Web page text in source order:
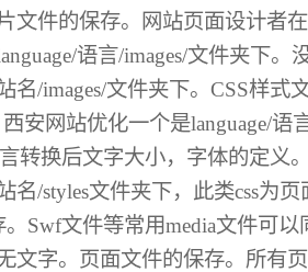
文件的保存。网站页面设计者
语言/images/文件夹下。
名/images/文件夹下。CSS样式
安网站优化一个是language/语
转换后文字大小，字体的定义
名/styles文件夹下，此类css为
。Swf文件等常用media文件可
文字。页面文件的保存。所有